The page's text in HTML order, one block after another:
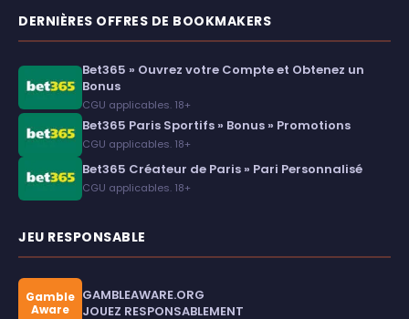
DERNIÈRES OFFRES DE BOOKMAKERS
Bet365 » Ouvrez votre Compte et Obtenez un
Bonus
CGU applicables. 18+
Bet365 Paris Sportifs » Bonus » Promotions
CGU applicables. 18+
Bet365 Créateur de Paris » Pari Personnalisé
CGU applicables. 18+
JEU RESPONSABLE
Gamble
Aware
GAMBLEAWARE.ORG
JOUEZ RESPONSABLEMENT